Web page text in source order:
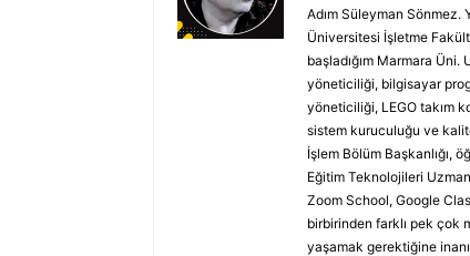
Adım Süleyman Sönmez.
Üniversitesi İşletme
başladığım Marmara Üni.
yöneticiliği, bilgisayar
yöneticiliği, LEGO takım
sistem kuruculuğu ve
İşlem Bölüm Başkanlığı,
Eğitim Teknolojileri
Zoom School, Google
birbirinden farklı pek çok
yaşamak gerektiğine